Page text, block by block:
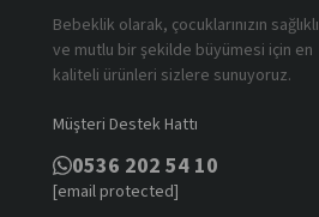
Bebeklik olarak, çocuklarınızın sağlıklı
ve mutlu bir şekilde büyümesi için en
kaliteli ürünleri sizlere sunuyoruz.
Müşteri Destek Hattı
0536 202 54 10
[email protected]